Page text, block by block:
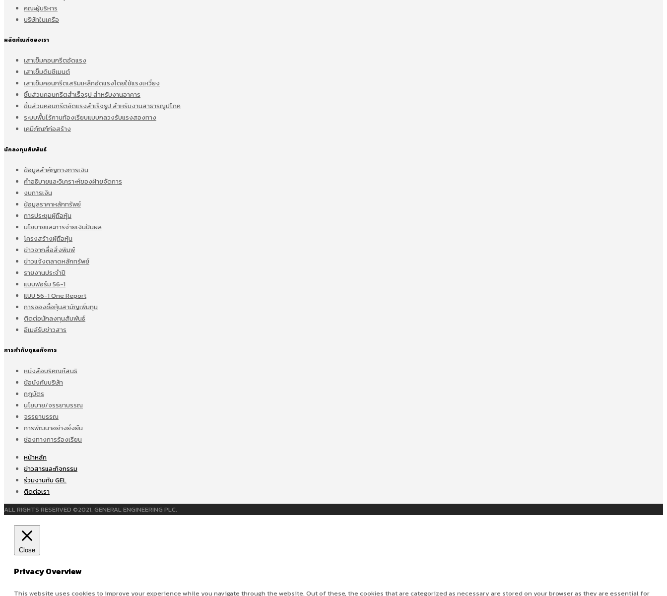
คณะผู้บริหาร
บริษัทในเครือ
ผลิตภัณฑ์ของเรา
เสาเข็มคอนกรีตอัดแรง
เสาเข็มดินซีเมนต์
เสาเข็มคอนกรีตเสริมเหล็กอัดแรงโดยใช้แรงเหวี่ยง
ชิ้นส่วนคอนกรีตสำเร็จรูป สำหรับงานอาคาร
ชิ้นส่วนคอนกรีตอัดแรงสำเร็จรูป สำหรับงานสาธารณูปโภค
ระบบพื้นไร้คานท้องเรียบแบบกลวงรับแรงสองทาง
เคมีภัณฑ์ก่อสร้าง
นักลงทุนสัมพันธ์
ข้อมูลสำคัญทางการเงิน
คำอธิบายและวิเคราะห์ของฝ่ายจัดการ
งบการเงิน
ข้อมูลราคาหลักทรัพย์
การประชุมผู้ถือหุ้น
นโยบายและการจ่ายเงินปันผล
โครงสร้างผู้ถือหุ้น
ข่าวจากสื่อสิ่งพิมพ์
ข่าวแจ้งตลาดหลักทรัพย์
รายงานประจำปี
แบบฟอร์ม 56-1
แบบ 56-1 One Report
การจองซื้อหุ้นสามัญเพิ่มทุน
ติดต่อนักลงทุนสัมพันธ์
อีเมล์รับข่าวสาร
การกำกับดูแลกิจการ
หนังสือบริคณห์สนธิ
ข้อบังคับบริษัท
กฎบัตร
นโยบาย/จรรยาบรรณ
จรรยาบรรณ
การพัฒนาอย่างยั่งยืน
ช่องทางการร้องเรียน
หน้าหลัก
ข่าวสารและกิจกรรม
ร่วมงานกับ GEL
ติดต่อเรา
ALL RIGHTS RESERVED ©2021, GENERAL ENGINEERING PLC.
Close
Privacy Overview
This website uses cookies to improve your experience while you navigate through the website. Out of these, the cookies that are categorized as necessary are stored on your browser as they are essential for